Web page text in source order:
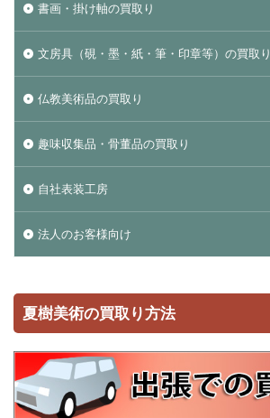
書画・掛け軸の買取り
文房具（硯・墨・紙・筆・印章等）の買取り
仏教美術品の買取り
趣味収集品・骨董品の買取り
自社表装工房
法人のお客様向け
夏樹美術の買取り方法